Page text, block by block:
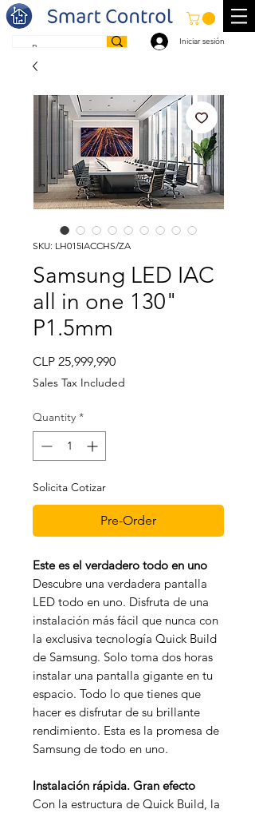
Iniciar sesión
SKU: LH015IACCHS/ZA
Samsung LED IAC
all in one 130"
P1.5mm
CLP 25,999,990Price
Sales Tax Included
Quantity *
Solicita Cotizar
Pre-Order
Este es el verdadero todo en uno
Descubre una verdadera pantalla
LED todo en uno. Disfruta de una
instalación más fácil que nunca con
la exclusiva tecnología Quick Build
de Samsung. Solo toma dos horas
instalar una pantalla gigante en tu
espacio. Todo lo que tienes que
hacer es disfrutar de su brillante
rendimiento. Esta es la promesa de
Samsung de todo en uno.
Instalación rápida. Gran efecto
Con la estructura de Quick Build, la